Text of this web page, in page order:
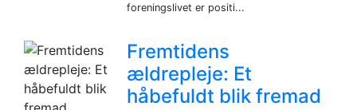
foreningslivet er positi...
Fremtidens
ældrepleje: Et
håbefuldt blik fremad